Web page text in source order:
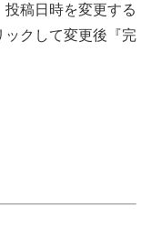
稿日時を変更する
ックして変更後『完